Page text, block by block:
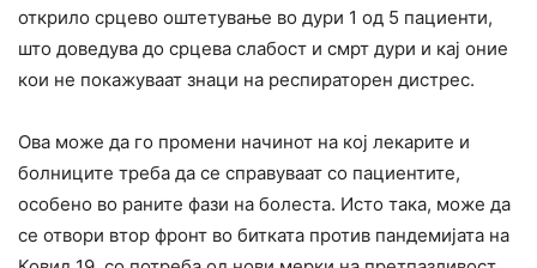
открило срцево оштетување во дури 1 од 5 пациенти,
што доведува до срцева слабост и смрт дури и кај оние
кои не покажуваат знаци на респираторен дистрес.
Ова може да го промени начинот на кој лекарите и
болниците треба да се справуваат со пациентите,
особено во раните фази на болеста. Исто така, може да
се отвори втор фронт во битката против пандемијата на